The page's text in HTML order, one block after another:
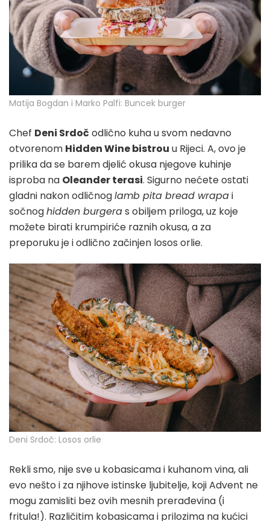
Matija Bogdan i Marko Palfi: Buncek burger
Chef Deni Srdoč odlično kuha u svom nedavno
otvorenom Hidden Wine bistrou u Rijeci. A, ovo je
prilika da se barem djelić okusa njegove kuhinje
isproba na Oleander terasi. Sigurno nećete ostati
gladni nakon odličnoglamb pita bread wrapai
sočnoghidden burgeras obiljem priloga, uz koje
možete birati krumpiriće raznih okusa, a za
preporuku je i odlično začinjen losos orlie.
Deni Srdoč: Losos orlie
Rekli smo, nije sve u kobasicama i kuhanom vina, ali
evo nešto i za njihove istinske ljubitelje, koji Advent ne
mogu zamisliti bez ovih mesnih prerađevina (i
fritula!). Različitim kobasicama i prilozima na kućici